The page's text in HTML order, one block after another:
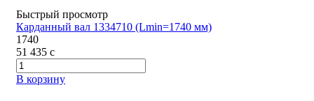
Быстрый просмотр
Карданный вал 1334710 (Lmin=1740 мм)
1740
51 435 c
В корзину